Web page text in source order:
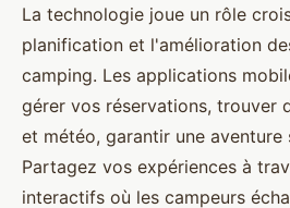
La technologie joue un rôle
planification et l'amélioration
camping. Les applications
gérer vos réservations, trouver
et météo, garantir une aventure
Partagez vos expériences à
interactifs où les campeurs